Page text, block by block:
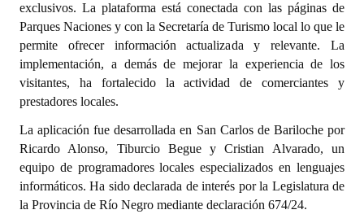
Resoluciones de Presidencia
INSTITUCIONAL
Antiguos Pobladores
Noticias Destacadas
Registros y Distinciones
Datos Históricos
exclusivos. La plataforma está conectada con las páginas de
Parques Naciones y con la Secretaría de Turismo local lo que le
permite ofrecer información actualizada y relevante. La
implementación, a demás de mejorar la experiencia de los
visitantes, ha fortalecido la actividad de comerciantes y
prestadores locales.
La aplicación fue desarrollada en San Carlos de Bariloche por
Ricardo Alonso, Tiburcio Begue y Cristian Alvarado, un
equipo de programadores locales especializados en lenguajes
informáticos. Ha sido declarada de interés por la Legislatura de
la Provincia de Río Negro mediante declaración 674/24.